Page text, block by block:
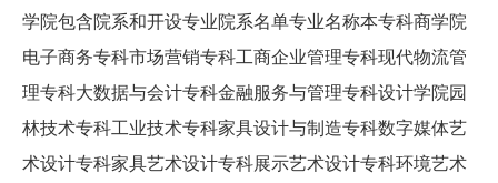
学院包含院系和开设专业院系名单专业名称本专科商学院
电子商务专科市场营销专科工商企业管理专科现代物流管
理专科大数据与会计专科金融服务与管理专科设计学院园
林技术专科工业技术专科家具设计与制造专科数字媒体艺
术设计专科家具艺术设计专科展示艺术设计专科环境艺术